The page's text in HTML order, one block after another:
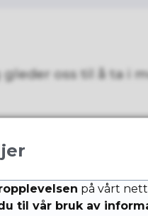
oss til å ta i
på vårt
til vår bruk av